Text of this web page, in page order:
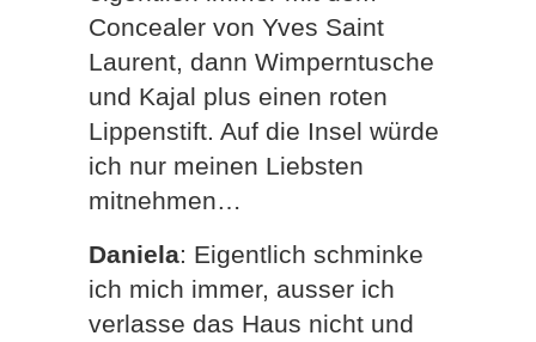
Concealer von Yves Saint
Laurent, dann Wimperntusche
und Kajal plus einen roten
Lippenstift. Auf die Insel würde
ich nur meinen Liebsten
mitnehmen…
Daniela: Eigentlich schminke
ich mich immer, ausser ich
verlasse das Haus nicht und